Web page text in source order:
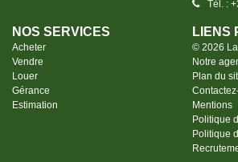
Tél. :
NOS SERVICES
Acheter
Vendre
Louer
Gérance
Estimation
LIENS
© 2026
Notre
Plan du
Mentions
Politique
Politique